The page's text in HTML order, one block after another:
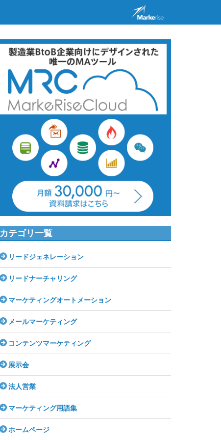
カテゴリ一覧
リードジェネレーション
リードナーチャリング
マーケティングオートメーション
メールマーケティング
コンテンツマーケティング
展示会
法人営業
マーケティング用語集
ホームページ